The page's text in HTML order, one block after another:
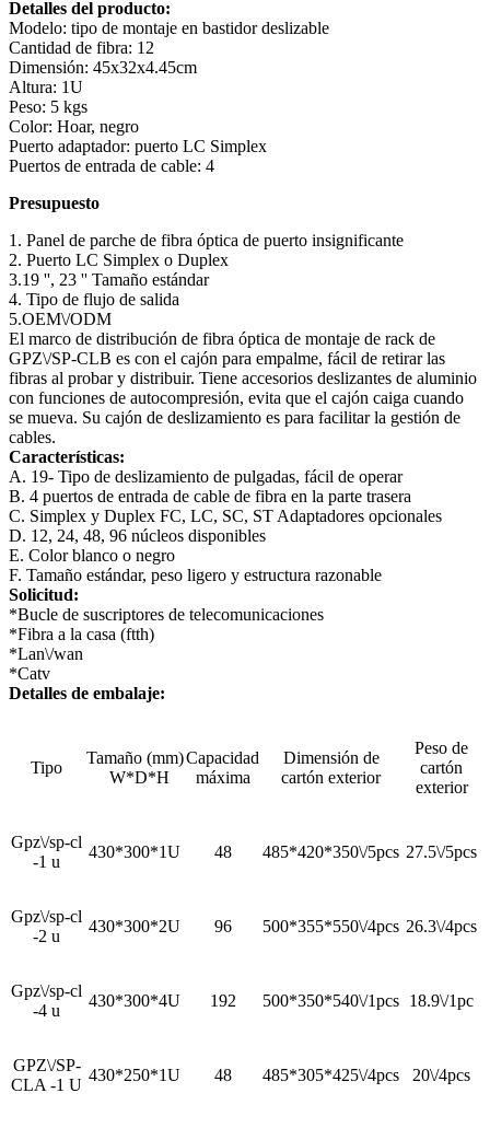
Detalles del producto:
Modelo: tipo de montaje en bastidor deslizable
Cantidad de fibra: 12
Dimensión: 45x32x4.45cm
Altura: 1U
Peso: 5 kgs
Color: Hoar, negro
Puerto adaptador: puerto LC Simplex
Puertos de entrada de cable: 4
Presupuesto
1. Panel de parche de fibra óptica de puerto insignificante
2. Puerto LC Simplex o Duplex
3.19 '', 23 '' Tamaño estándar
4. Tipo de flujo de salida
5.OEM\/ODM
El marco de distribución de fibra óptica de montaje de rack de
GPZ\/SP-CLB es con el cajón para empalme, fácil de retirar las
fibras al probar y distribuir. Tiene accesorios deslizantes de aluminio
con funciones de autocompresión, evita que el cajón caiga cuando
se mueva. Su cajón de deslizamiento es para facilitar la gestión de
cables.
Características:
A. 19- Tipo de deslizamiento de pulgadas, fácil de operar
B. 4 puertos de entrada de cable de fibra en la parte trasera
C. Simplex y Duplex FC, LC, SC, ST Adaptadores opcionales
D. 12, 24, 48, 96 núcleos disponibles
E. Color blanco o negro
F. Tamaño estándar, peso ligero y estructura razonable
Solicitud:
*Bucle de suscriptores de telecomunicaciones
*Fibra a la casa (ftth)
*Lan\/wan
*Catv
Detalles de embalaje:
Tipo
Tamaño (mm)
W*D*H
Capacidad
máxima
Dimensión de
cartón exterior
Peso de
cartón
exterior
Gpz\/sp-cl
-1 u
430*300*1U 48 485*420*350\/5pcs 27.5\/5pcs
Gpz\/sp-cl
-2 u
430*300*2U 96 500*355*550\/4pcs 26.3\/4pcs
Gpz\/sp-cl
-4 u
430*300*4U 192 500*350*540\/1pcs 18.9\/1pc
GPZ\/SP-
CLA -1 U
430*250*1U 48 485*305*425\/4pcs 20\/4pcs